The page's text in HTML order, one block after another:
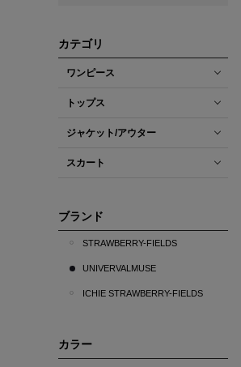
カテゴリ
ワンピース
トップス
ジャケット/アウター
スカート
ブランド
STRAWBERRY-FIELDS
UNIVERVALMUSE
ICHIE STRAWBERRY-FIELDS
カラー